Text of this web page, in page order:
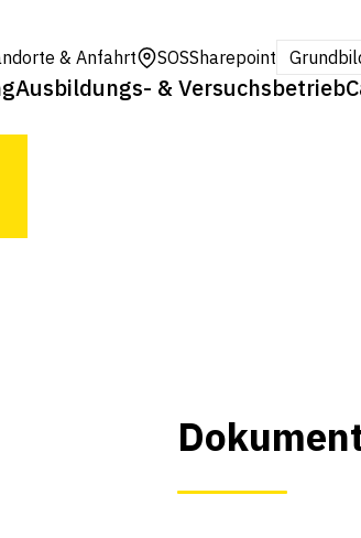
& Anfahrt SOSSharepoint
Ausbildungs- & Versuchsbetrieb